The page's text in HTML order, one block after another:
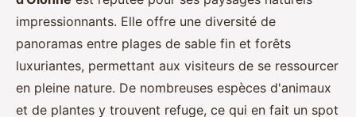
impressionnants. Elle offre une diversité de
panoramas entre plages de sable fin et forêts
luxuriantes, permettant aux visiteurs de se ressourcer
en pleine nature. De nombreuses espèces d'animaux
et de plantes y trouvent refuge, ce qui en fait un spot